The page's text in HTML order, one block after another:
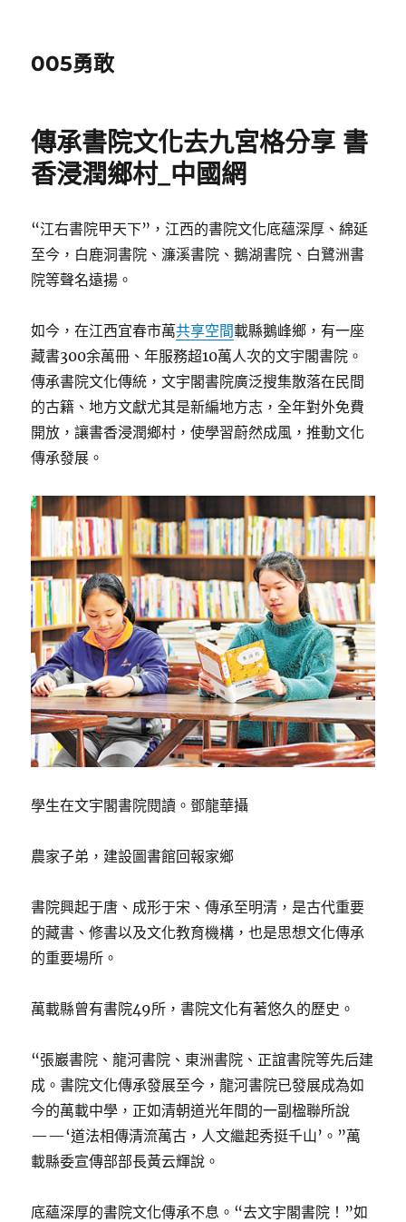
005勇敢
傳承書院文化去九宮格分享 書
香浸潤鄉村_中國網
“江右書院甲天下”，江西的書院文化底蘊深厚、綿延
至今，白鹿洞書院、濂溪書院、鵝湖書院、白鷺洲書
院等聲名遠揚。
如今，在江西宜春市萬共享空間載縣鵝峰鄉，有一座
藏書300余萬冊、年服務超10萬人次的文宇閣書院。
傳承書院文化傳統，文宇閣書院廣泛搜集散落在民間
的古籍、地方文獻尤其是新編地方志，全年對外免費
開放，讓書香浸潤鄉村，使學習蔚然成風，推動文化
傳承發展。
學生在文宇閣書院閱讀。鄧龍華攝
農家子弟，建設圖書館回報家鄉
書院興起于唐、成形于宋、傳承至明清，是古代重要
的藏書、修書以及文化教育機構，也是思想文化傳承
的重要場所。
萬載縣曾有書院49所，書院文化有著悠久的歷史。
“張巖書院、龍河書院、東洲書院、正誼書院等先后建
成。書院文化傳承發展至今，龍河書院已發展成為如
今的萬載中學，正如清朝道光年間的一副楹聯所說
——‘道法相傳清流萬古，人文繼起秀挺千山’。”萬
載縣委宣傳部部長黃云輝說。
底蘊深厚的書院文化傳承不息。“去文宇閣書院！”如